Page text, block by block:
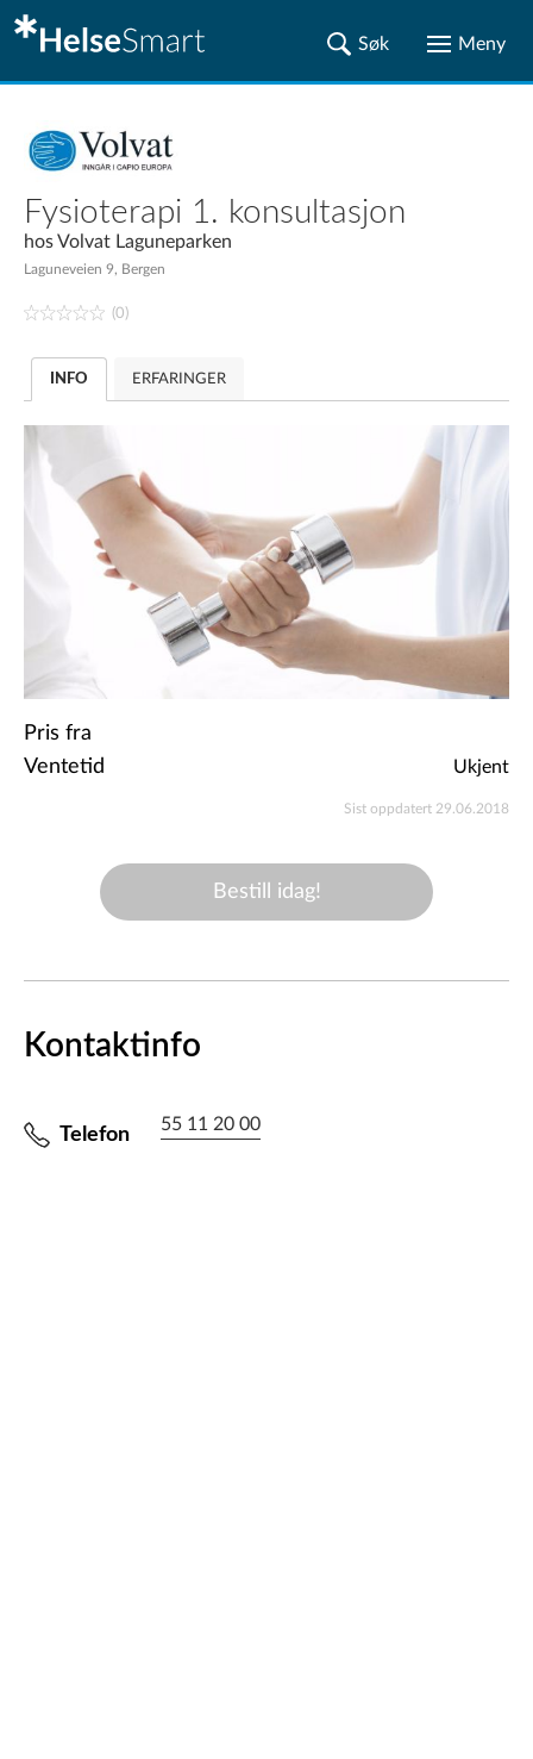
Fysioterapi 1. konsultasjon
hosVolvat Laguneparken
Laguneveien 9, Bergen
(0)
INFO ERFARINGER
Pris fra
Ventetid
Ukjent
Sist oppdatert 29.06.2018
Bestill idag!
Kontaktinfo
Telefon 55 11 20 00